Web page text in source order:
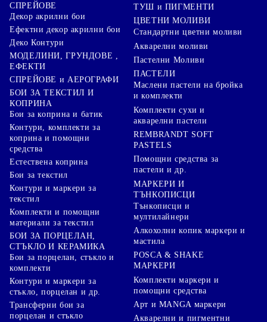
СПРЕЙОВЕ
Декор акрилни бои
Ефектни декор акрилни бои
Деко Контури
МОДЕЛИНИ, ГРУНДОВЕ ,
ЕФЕКТИ
СПРЕЙОВЕ и АЕРОГРАФИ
БОИ ЗА ТЕКСТИЛ И
КОПРИНА
Бои за коприна и батик
Контури, комплекти за
коприна и помощни
средства
Естествена коприна
Бои за текстил
Контури и маркери за
текстил
Комплекти и помощни
материали за текстил
БОИ ЗА ПОРЦЕЛАН,
СТЪКЛО И КЕРАМИКА
Бои за порцелан, стъкло и
комплекти
Контури и маркери за
стъкло, порцелан и др.
Трансферни бои за
порцелан и стъкло
ТУШ и ПИГМЕНТИ
ЦВЕТНИ МОЛИВИ
Стандартни цветни моливи
Акварелни моливи
Пастелни Моливи
ПАСТЕЛИ
Маслени пастели на бройка
и комплекти
Комплекти сухи и
акварелни пастели
REMBRANDT SOFT
PASTELS
Помощни средства за
пастели и др.
МАРКЕРИ И
ТЪНКОПИСЦИ
Тънкописци и
мултилайнери
Алкохолни копик маркери и
мастила
POSCA & SHAKE
МАРКЕРИ
Комплекти маркери и
помощни средства
Арт и MANGA маркери
Акварелни и пигментни